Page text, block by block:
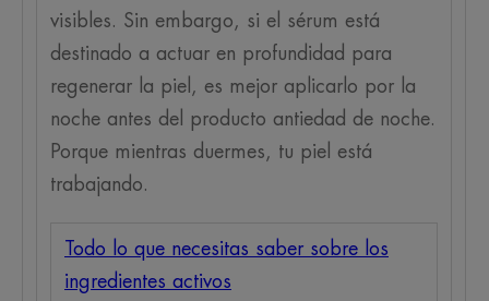
visibles. Sin embargo, si el sérum está
destinado a actuar en profundidad para
regenerar la piel, es mejor aplicarlo por la
noche antes del producto antiedad de noche.
Porque mientras duermes, tu piel está
trabajando.
Todo lo que necesitas saber sobre los
ingredientes activos